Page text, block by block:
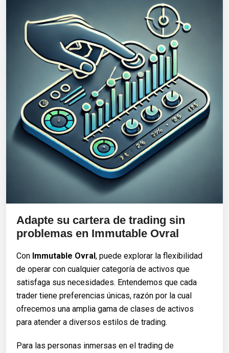
Adapte su cartera de trading sin
problemas en Immutable Ovral
Con Immutable Ovral, puede explorar la flexibilidad
de operar con cualquier categoría de activos que
satisfaga sus necesidades. Entendemos que cada
trader tiene preferencias únicas, razón por la cual
ofrecemos una amplia gama de clases de activos
para atender a diversos estilos de trading.
Para las personas inmersas en el trading de